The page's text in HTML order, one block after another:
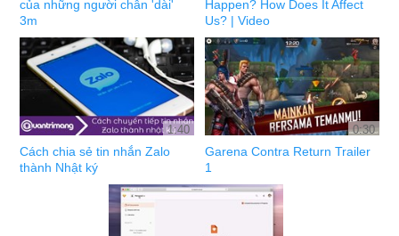
của những người chân 'dài'
3m
Happen? How Does It Affect
Us? | Video
1:40
Cách chia sẻ tin nhắn Zalo
thành Nhật ký
0:30
Garena Contra Return Trailer
1